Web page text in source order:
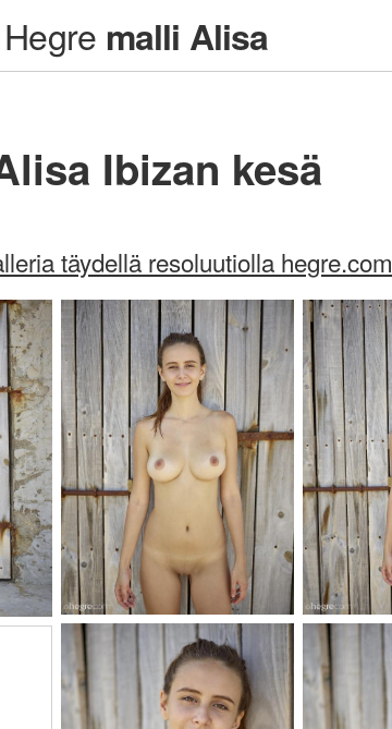
Hegre malli Alisa
Ibizan kesä
täydellä resoluutiolla hegre.com